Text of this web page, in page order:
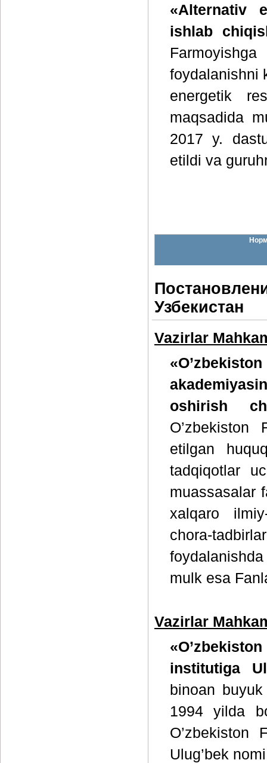
«Alternativ
ishlab
foydalanishni
energetik
maqsadida
2017 y.
etildi va
Узбекистан
Vazirlar
oshirish
O’zbekiston
etilgan
tadqiqotlar
muassasalar
xalqaro
chora-
mulk esa
Vazirlar
institutiga
binoan
1994 yilda
O’zbekiston
Ulug’bek